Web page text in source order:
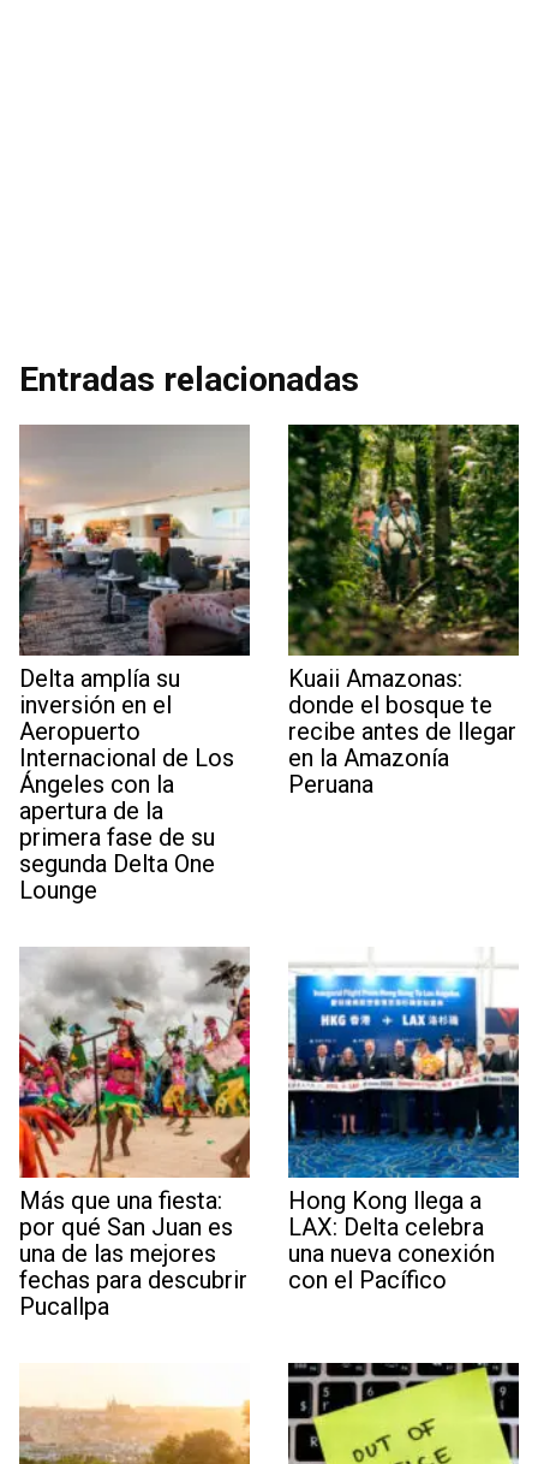
Entradas relacionadas
Delta amplía su
inversión en el
Aeropuerto
Internacional de Los
Ángeles con la
apertura de la
primera fase de su
segunda Delta One
Lounge
Kuaii Amazonas:
donde el bosque te
recibe antes de llegar
en la Amazonía
Peruana
Más que una fiesta:
por qué San Juan es
una de las mejores
fechas para descubrir
Pucallpa
Hong Kong llega a
LAX: Delta celebra
una nueva conexión
con el Pacífico